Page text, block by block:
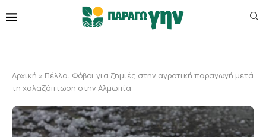
Αρχική » Πέλλα: Φόβοι για ζημιές στην αγροτική παραγωγή μετά
τη χαλαζόπτωση στην Αλμωπία